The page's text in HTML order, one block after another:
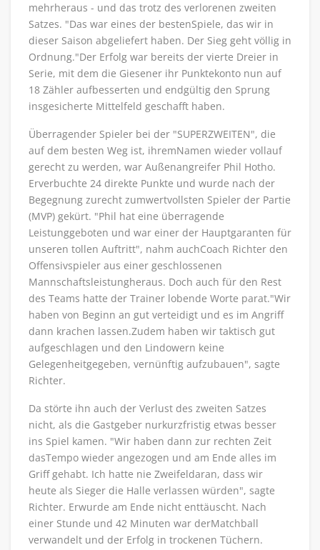
mehrheraus - und das trotz des verlorenen zweiten
Satzes. "Das war eines der bestenSpiele, das wir in
dieser Saison abgeliefert haben. Der Sieg geht völlig in
Ordnung."Der Erfolg war bereits der vierte Dreier in
Serie, mit dem die Giesener ihr Punktekonto nun auf
18 Zähler aufbesserten und endgültig den Sprung
insgesicherte Mittelfeld geschafft haben.
Überragender Spieler bei der "SUPERZWEITEN", die
auf dem besten Weg ist, ihremNamen wieder vollauf
gerecht zu werden, war Außenangreifer Phil Hotho.
Erverbuchte 24 direkte Punkte und wurde nach der
Begegnung zurecht zumwertvollsten Spieler der Partie
(MVP) gekürt. "Phil hat eine überragende
Leistunggeboten und war einer der Hauptgaranten für
unseren tollen Auftritt", nahm auchCoach Richter den
Offensivspieler aus einer geschlossenen
Mannschaftsleistungheraus. Doch auch für den Rest
des Teams hatte der Trainer lobende Worte parat."Wir
haben von Beginn an gut verteidigt und es im Angriff
dann krachen lassen.Zudem haben wir taktisch gut
aufgeschlagen und den Lindowern keine
Gelegenheitgegeben, vernünftig aufzubauen", sagte
Richter.
Da störte ihn auch der Verlust des zweiten Satzes
nicht, als die Gastgeber nurkurzfristig etwas besser
ins Spiel kamen. "Wir haben dann zur rechten Zeit
dasTempo wieder angezogen und am Ende alles im
Griff gehabt. Ich hatte nie Zweifeldaran, dass wir
heute als Sieger die Halle verlassen würden", sagte
Richter. Erwurde am Ende nicht enttäuscht. Nach
einer Stunde und 42 Minuten war derMatchball
verwandelt und der Erfolg in trockenen Tüchern.